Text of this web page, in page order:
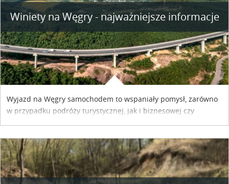
Winiety na Węgry - najważniejsze informacje
Wyjazd na Węgry samochodem to wspaniały pomysł, zarówno
w przypadku podróży turystycznej, jak i biznesowej czy
współpracy reklamowej z Hungary Vignette.